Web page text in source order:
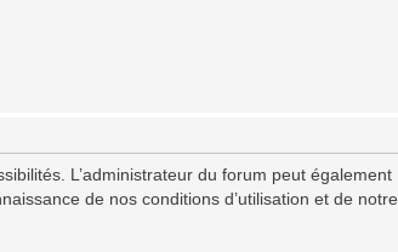
L’administrateur du forum peut également
de nos conditions d’utilisation et de notre